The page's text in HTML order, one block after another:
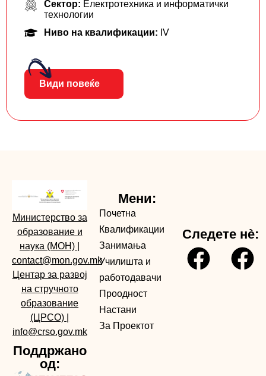
Сектор: Електротехника и информатички
технологии
Ниво на квалификации: IV
Види повеќе
Министерство за
образование и
наука (МОН)
contact@mon.gov.mk
Центар за развој
на стручното
образование
(ЦРСО)
info@crso.gov.mk
Поддржано
од:
Мени:
Почетна
Квалификации
Занимања
Училишта и
работодавачи
Проодност
Настани
За Проектот
Следете нè: